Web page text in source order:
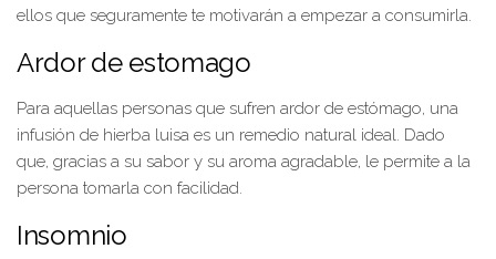
ellos que seguramente te motivarán a empezar a consumirla.
Ardor de estomago
Para aquellas personas que sufren ardor de estómago, una
infusión de hierba luisa es un remedio natural ideal. Dado
que, gracias a su sabor y su aroma agradable, le permite a la
persona tomarla con facilidad.
Insomnio